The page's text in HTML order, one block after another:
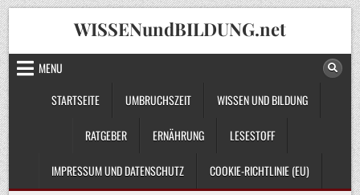
Skip
to
content
WISSENundBILDUNG.net
MENU
STARTSEITE
UMBRUCHSZEIT WISSEN UND BILDUNG
RATGEBER ERNÄHRUNG LESESTOFF
IMPRESSUM UND DATENSCHUTZ COOKIE-RICHTLINIE (EU)